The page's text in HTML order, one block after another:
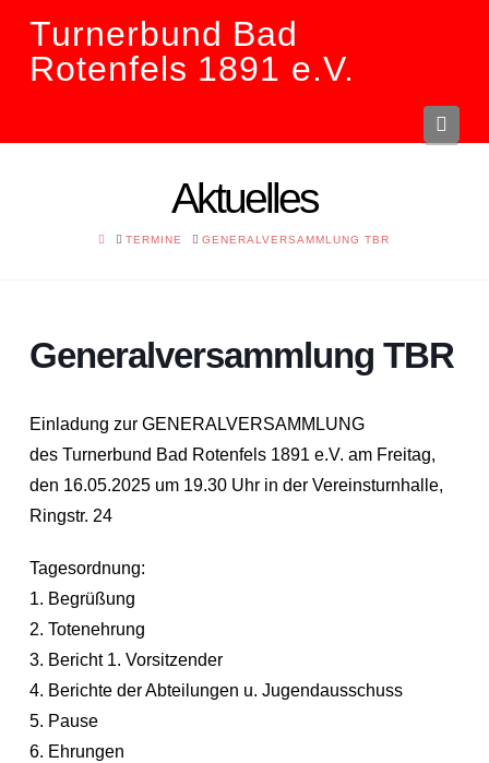
Turnerbund Bad
Rotenfels 1891 e.V.
Aktuelles
HOMETERMINE GENERALVERSAMMLUNG TBR
Generalversammlung TBR
Einladung zur GENERALVERSAMMLUNG
des Turnerbund Bad Rotenfels 1891 e.V. am Freitag,
den 16.05.2025 um 19.30 Uhr in der Vereinsturnhalle,
Ringstr. 24
Tagesordnung:
1. Begrüßung
2. Totenehrung
3. Bericht 1. Vorsitzender
4. Berichte der Abteilungen u. Jugendausschuss
5. Pause
6. Ehrungen